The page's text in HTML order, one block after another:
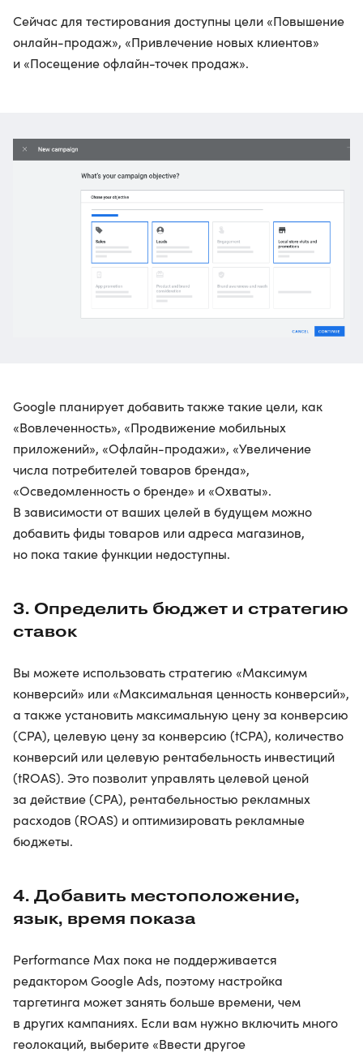
Сейчас для тестирования доступны цели «Повышение
онлайн-продаж», «Привлечение новых клиентов»
и «Посещение офлайн-точек продаж».
Google планирует добавить также такие цели, как
«Вовлеченность», «Продвижение мобильных
приложений», «Офлайн-продажи», «Увеличение
числа потребителей товаров бренда»,
«Осведомленность о бренде» и «Охваты».
В зависимости от ваших целей в будущем можно
добавить фиды товаров или адреса магазинов,
но пока такие функции недоступны.
3. Определить бюджет и стратегию
ставок
Вы можете использовать стратегию «Максимум
конверсий» или «Максимальная ценность конверсий»,
а также установить максимальную цену за конверсию
(CPA), целевую цену за конверсию (tCPA), количество
конверсий или целевую рентабельность инвестиций
(tROAS). Это позволит управлять целевой ценой
за действие (CPA), рентабельностью рекламных
расходов (ROAS) и оптимизировать рекламные
бюджеты.
4. Добавить местоположение,
язык, время показа
Performance Max пока не поддерживается
редактором Google Ads, поэтому настройка
таргетинга может занять больше времени, чем
в других кампаниях. Если вам нужно включить много
геолокаций, выберите «Ввести другое